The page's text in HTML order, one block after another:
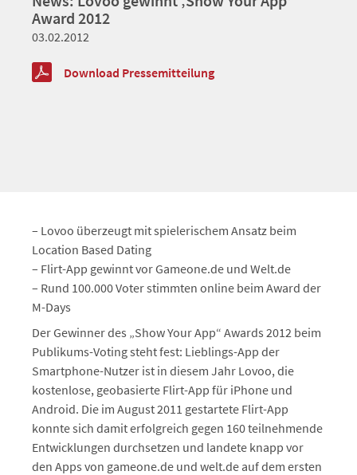
Award 2012
03.02.2012
Download Pressemitteilung
– Lovoo überzeugt mit spielerischem Ansatz beim
Location Based Dating
– Flirt-App gewinnt vor Gameone.de und Welt.de
– Rund 100.000 Voter stimmten online beim Award der
M-Days
Der Gewinner des „Show Your App“ Awards 2012 beim
Publikums-Voting steht fest: Lieblings-App der
Smartphone-Nutzer ist in diesem Jahr Lovoo, die
kostenlose, geobasierte Flirt-App für iPhone und
Android. Die im August 2011 gestartete Flirt-App
konnte sich damit erfolgreich gegen 160 teilnehmende
Entwicklungen durchsetzen und landete knapp vor
den Apps von gameone.de und welt.de auf dem ersten